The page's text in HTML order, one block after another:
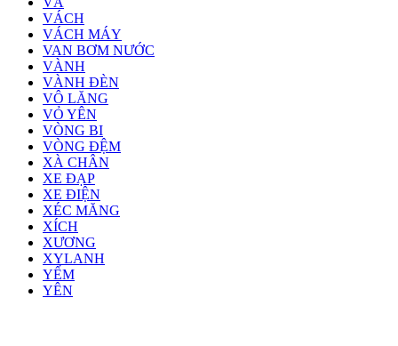
VÁCH
VÁCH MÁY
VAN BƠM NƯỚC
VÀNH
VÀNH ĐÈN
VÔ LĂNG
VỎ YÊN
VÒNG BI
VÒNG ĐỆM
XÀ CHÂN
XE ĐẠP
XE ĐIỆN
XÉC MĂNG
XÍCH
XƯƠNG
XYLANH
YẾM
YÊN